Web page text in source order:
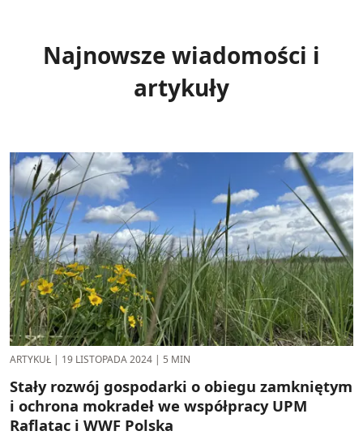
Najnowsze wiadomości i
artykuły
ARTYKUŁ | 19 LISTOPADA 2024 | 5 MIN
Stały rozwój gospodarki o obiegu zamkniętym
i ochrona mokradeł we współpracy UPM
Raflatac i WWF Polska